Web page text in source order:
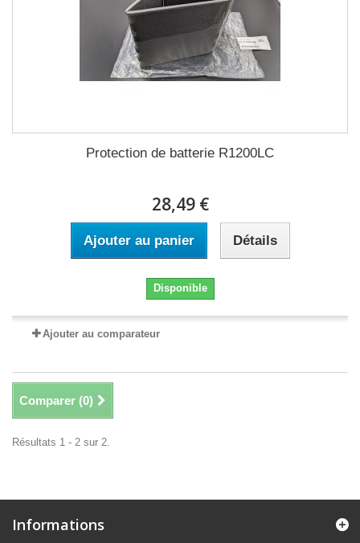
Protection de batterie R1200LC
28,49 €
Ajouter au panier Détails
Disponible
Ajouter au comparateur
Comparer (0)
Résultats 1 - 2 sur 2.
Informations